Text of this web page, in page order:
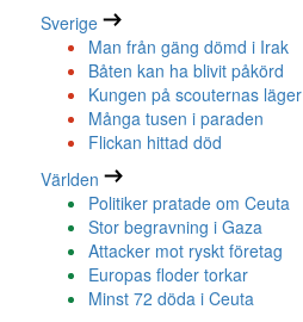
Sverige
Man från gäng dömd i Irak
Båten kan ha blivit påkörd
Kungen på scouternas läger
Många tusen i paraden
Flickan hittad död
Världen
Politiker pratade om Ceuta
Stor begravning i Gaza
Attacker mot ryskt företag
Europas floder torkar
Minst 72 döda i Ceuta